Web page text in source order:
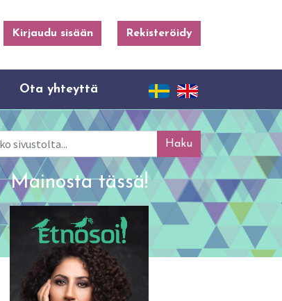
Kirjaudu sisään Rekisteröidy
Ota yhteyttä
Mainosta tässä!